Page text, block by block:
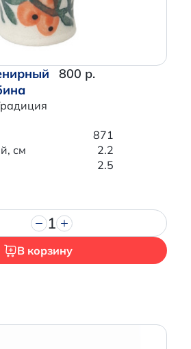
800 р.
871
см
2.2
2.5
1
В корзину